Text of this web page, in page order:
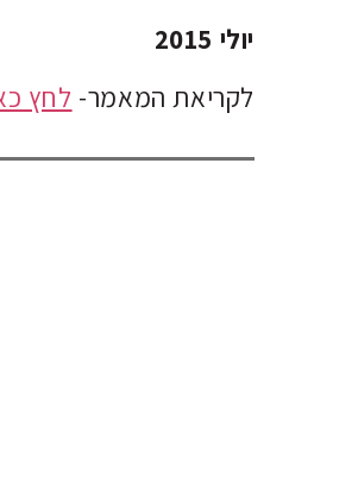
יולי 2015
לקריאת המאמר- לחץ